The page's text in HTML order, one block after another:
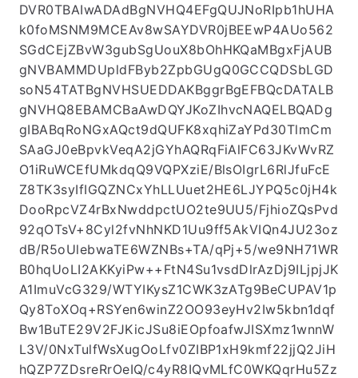
DVR0TBAIwADAdBgNVHQ4EFgQUJNoRIpb1hUHA
k0foMSNM9MCEAv8wSAYDVR0jBEEwP4AUo562
SGdCEjZBvW3gubSgUouX8bOhHKQaMBgxFjAUB
gNVBAMMDUpldFByb2ZpbGUgQ0GCCQDSbLGD
soN54TATBgNVHSUEDDAKBggrBgEFBQcDATALB
gNVHQ8EBAMCBaAwDQYJKoZIhvcNAQELBQADg
gIBABqRoNGxAQct9dQUFK8xqhiZaYPd30TlmCm
SAaGJ0eBpvkVeqA2jGYhAQRqFiAlFC63JKvWvRZ
O1iRuWCEfUMkdqQ9VQPXziE/BlsOIgrL6RlJfuFcE
Z8TK3syIfIGQZNCxYhLLUuet2HE6LJYPQ5c0jH4k
DooRpcVZ4rBxNwddpctUO2te9UU5/FjhioZQsPvd
92qOTsV+8Cyl2fvNhNKD1Uu9ff5AkVIQn4JU23oz
dB/R5oUlebwaTE6WZNBs+TA/qPj+5/we9NH71WR
B0hqUoLI2AKKyiPw++FtN4Su1vsdDlrAzDj9ILjpjJK
A1ImuVcG329/WTYIKysZ1CWK3zATg9BeCUPAV1p
Qy8ToXOq+RSYen6winZ2OO93eyHv2Iw5kbn1dqf
Bw1BuTE29V2FJKicJSu8iEOpfoafwJISXmz1wnnW
L3V/0NxTulfWsXugOoLfv0ZIBP1xH9kmf22jjQ2JiH
hQZP7ZDsreRrOeIQ/c4yR8IQvMLfC0WKQqrHu5Zz